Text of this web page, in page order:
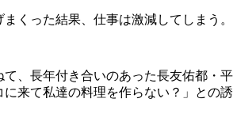
くった結果、仕事は激減してしまう。
、長年付き合いのあった長友佑都・平
来て私達の料理を作らない？」との誘